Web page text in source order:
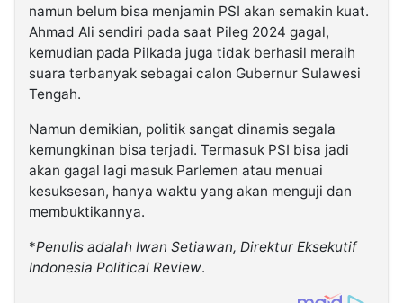
namun belum bisa menjamin PSI akan semakin kuat.
Ahmad Ali sendiri pada saat Pileg 2024 gagal,
kemudian pada Pilkada juga tidak berhasil meraih
suara terbanyak sebagai calon Gubernur Sulawesi
Tengah.
Namun demikian, politik sangat dinamis segala
kemungkinan bisa terjadi. Termasuk PSI bisa jadi
akan gagal lagi masuk Parlemen atau menuai
kesuksesan, hanya waktu yang akan menguji dan
membuktikannya.
*Penulis adalah Iwan Setiawan, Direktur Eksekutif
Indonesia Political Review.